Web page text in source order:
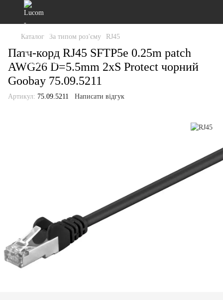
Каталог За типом роз'єму RJ45
Патч-корд RJ45 SFTP5e 0.25m patch
AWG26 D=5.5mm 2xS Protect чорний
Goobay 75.09.5211
Артикул: 75.09.5211 Написати відгук